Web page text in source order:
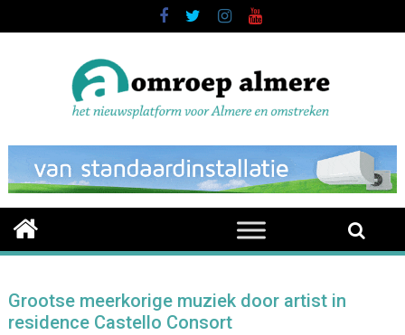
to
Grootse meerkorige muziek door artist in
residence Castello Consort